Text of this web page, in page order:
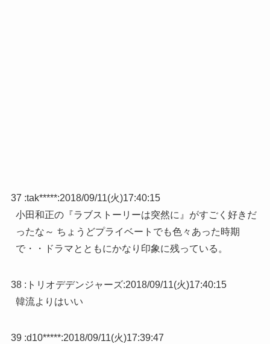
37 :tak*****:2018/09/11(火)17:40:15
小田和正の『ラブストーリーは突然に』がすごく好きだ
ったな～ ちょうどプライベートでも色々あった時期
で・・ドラマとともにかなり印象に残っている。
38 : トリオデデンジャーズ:2018/09/11(火)17:40:15
韓流よりはいい
39 :d10*****:2018/09/11(火)17:39:47